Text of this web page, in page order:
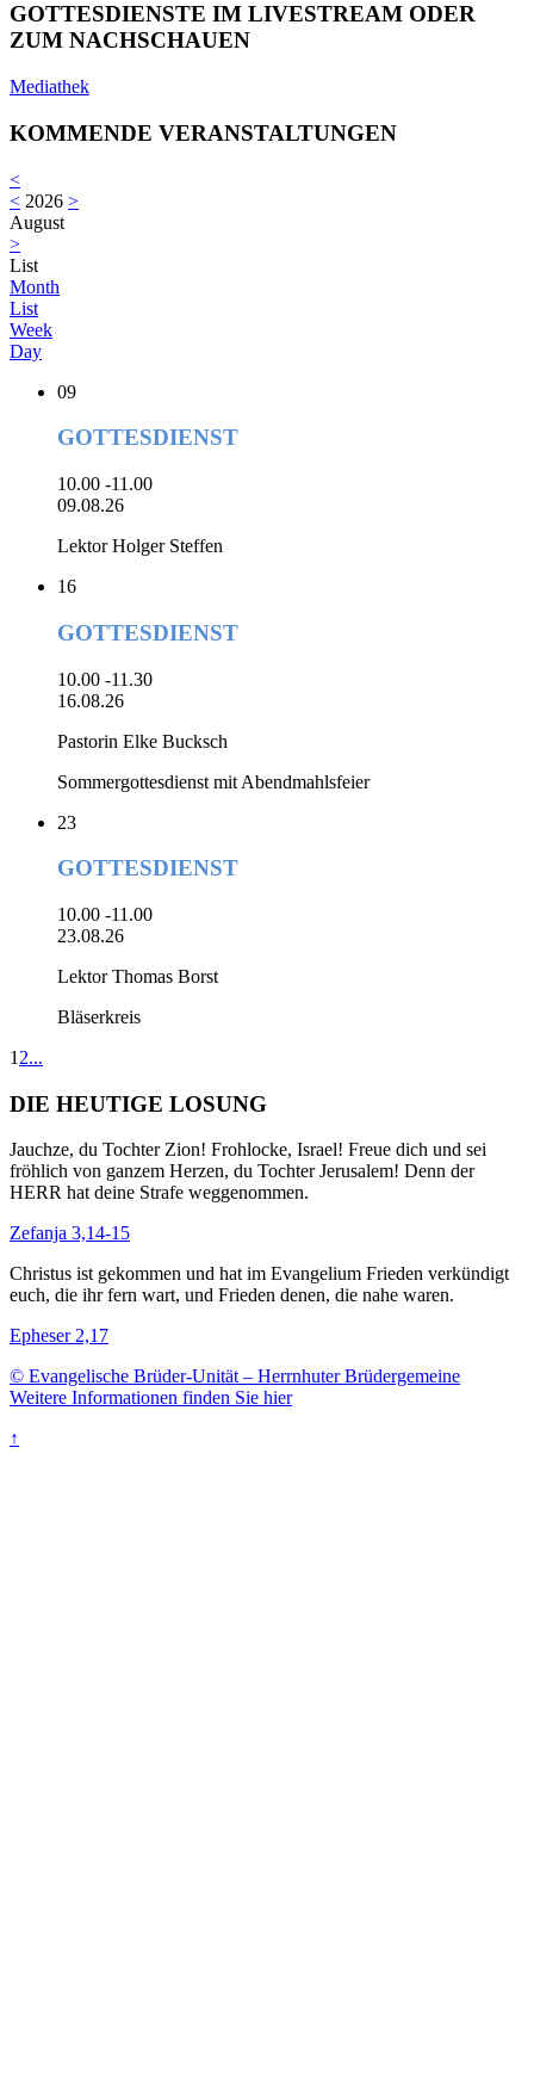
GOTTESDIENSTE IM LIVESTREAM ODER
ZUM NACHSCHAUEN
Mediathek
KOMMENDE VERANSTALTUNGEN
<
< 2026 >
August
>
List
Month
List
Week
Day
09
GOTTESDIENST
10.00 -11.00
09.08.26
Lektor Holger Steffen
16
GOTTESDIENST
10.00 -11.30
16.08.26
Pastorin Elke Bucksch
Sommergottesdienst mit Abendmahlsfeier
23
GOTTESDIENST
10.00 -11.00
23.08.26
Lektor Thomas Borst
Bläserkreis
1 2...
DIE HEUTIGE LOSUNG
Jauchze, du Tochter Zion! Frohlocke, Israel! Freue dich und sei
fröhlich von ganzem Herzen, du Tochter Jerusalem! Denn der
HERR hat deine Strafe weggenommen.
Zefanja 3,14-15
Christus ist gekommen und hat im Evangelium Frieden verkündigt
euch, die ihr fern wart, und Frieden denen, die nahe waren.
Epheser 2,17
© Evangelische Brüder-Unität – Herrnhuter Brüdergemeine
Weitere Informationen finden Sie hier
↑